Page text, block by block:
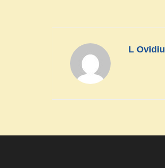
L Ovidiu